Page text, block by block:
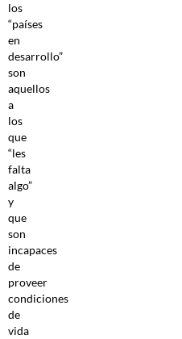
los
“países
en
desarrollo”
son
aquellos
a
los
que
“les
falta
algo”
y
que
son
incapaces
de
proveer
condiciones
de
vida